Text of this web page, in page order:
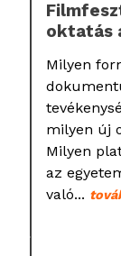
oktatás
Milyen
milyen új
Milyen
az
való...